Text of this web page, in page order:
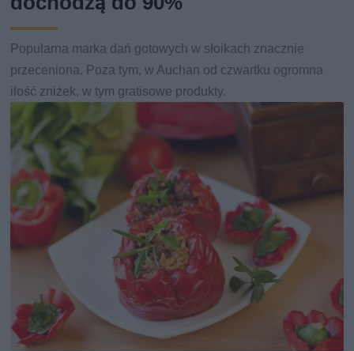
Popularna marka dań gotowych w słoikach znacznie
przeceniona. Poza tym, w Auchan od czwartku ogromna
ilość zniżek, w tym gratisowe produkty.